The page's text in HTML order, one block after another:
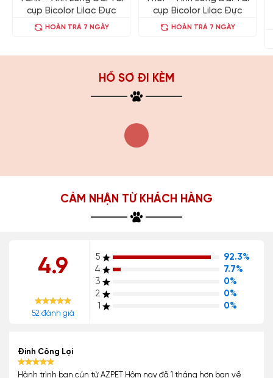
cụp Bicolor Lilac Đực
HOÀN TRẢ 7 NGÀY
cụp Bicolor Lilac Đực
HOÀN TRẢ 7 NGÀY
HỒ SƠ ĐI KÈM
CẢM NHẬN TỪ KHÁCH HÀNG
4.9
52 đánh giá
5
92.3%
4
7.7%
3
0%
2
0%
1
0%
Đinh Công Lợi
Hành trình bạn cún từ AZPET Hôm nay đã 1 tháng hơn bạn về